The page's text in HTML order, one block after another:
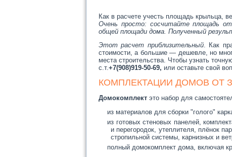
Как в расчете учесть площадь крыльца,
Очень просто: сосчитайте площадь
общей площади дома. Полученный
Этот расчет приблизительный. Как
стоимости, а большие — дешевле, но
места строительства. Чтобы узнать
с.т.+7(908)919-50-69, или оставьте свой
КОМПЛЕКТАЦИИ ДОМОВ ОТ
Домокомплект это набор для
из материалов для сборки "голого"
из готовых стеновых панелей,
и перегородок, утеплителя, плёнок
стропильной системы, карнизных и
полный домокомплект дома, включая